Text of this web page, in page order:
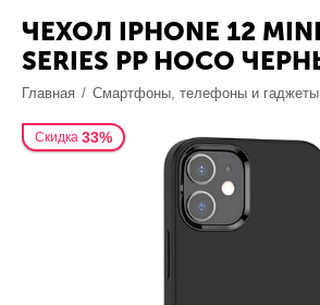
ЧЕХОЛ IPHONE 12
SERIES PP HOCO
Главная / Смартфоны, телефоны и гаджеты
Скидка 33%